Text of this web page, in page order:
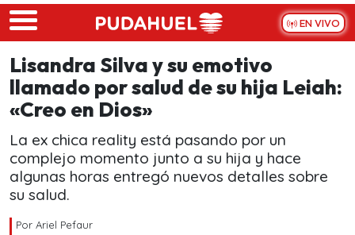
Skip to main content
EN VIVO
Lisandra Silva y su emotivo
llamado por salud de su hija Leiah:
«Creo en Dios»
La ex chica reality está pasando por un
complejo momento junto a su hija y hace
algunas horas entregó nuevos detalles sobre
su salud.
Por Ariel Pefaur